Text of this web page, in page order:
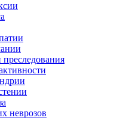
неврозов